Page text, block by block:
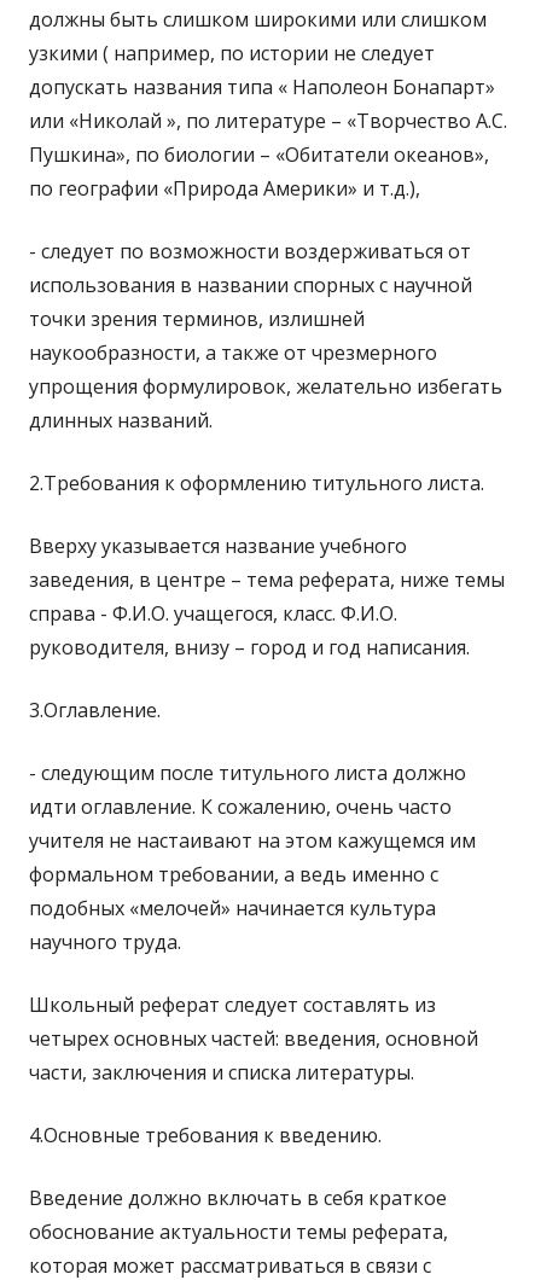
должны быть слишком широкими или слишком
узкими ( например, по истории не следует
допускать названия типа « Наполеон Бонапарт»
или «Николай », по литературе – «Творчество А.С.
Пушкина», по биологии – «Обитатели океанов»,
по географии «Природа Америки» и т.д.),
- следует по возможности воздерживаться от
использования в названии спорных с научной
точки зрения терминов, излишней
наукообразности, а также от чрезмерного
упрощения формулировок, желательно избегать
длинных названий.
2.Требования к оформлению титульного листа.
Вверху указывается название учебного
заведения, в центре – тема реферата, ниже темы
справа - Ф.И.О. учащегося, класс. Ф.И.О.
руководителя, внизу – город и год написания.
3.Оглавление.
- следующим после титульного листа должно
идти оглавление. К сожалению, очень часто
учителя не настаивают на этом кажущемся им
формальном требовании, а ведь именно с
подобных «мелочей» начинается культура
научного труда.
Школьный реферат следует составлять из
четырех основных частей: введения, основной
части, заключения и списка литературы.
4.Основные требования к введению.
Введение должно включать в себя краткое
обоснование актуальности темы реферата,
которая может рассматриваться в связи с